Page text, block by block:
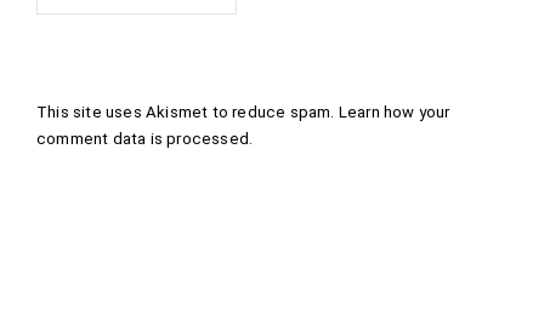
This site uses Akismet to reduce spam. Learn how your
comment data is processed .